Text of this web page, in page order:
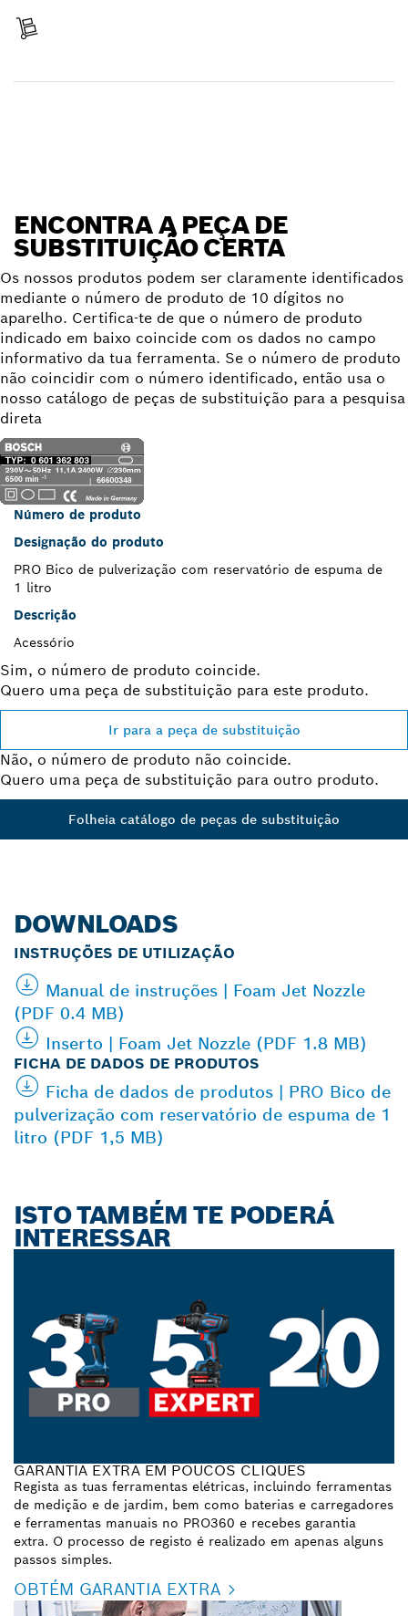
ENCONTRA A PEÇA DE
SUBSTITUIÇÃO CERTA
Os nossos produtos podem ser claramente identificados
mediante o número de produto de 10 dígitos no
aparelho. Certifica-te de que o número de produto
indicado em baixo coincide com os dados no campo
informativo da tua ferramenta. Se o número de produto
não coincidir com o número identificado, então usa o
nosso catálogo de peças de substituição para a pesquisa
direta
Número de produto
Designação do produto
PRO Bico de pulverização com reservatório de espuma de
1 litro
Descrição
Acessório
Sim, o número de produto coincide.
Quero uma peça de substituição para este produto.
Ir para a peça de substituição
Não, o número de produto não coincide.
Quero uma peça de substituição para outro produto.
Folheia catálogo de peças de substituição
DOWNLOADS
INSTRUÇÕES DE UTILIZAÇÃO
Manual de instruções | Foam Jet Nozzle
(PDF 0.4 MB)
Inserto | Foam Jet Nozzle (PDF 1.8 MB)
FICHA DE DADOS DE PRODUTOS
Ficha de dados de produtos | PRO Bico de
pulverização com reservatório de espuma de 1
litro (PDF 1,5 MB)
ISTO TAMBÉM TE PODERÁ
INTERESSAR
GARANTIA EXTRA EM POUCOS CLIQUES
Regista as tuas ferramentas elétricas, incluindo ferramentas
de medição e de jardim, bem como baterias e carregadores
e ferramentas manuais no PRO360 e recebes garantia
extra. O processo de registo é realizado em apenas alguns
passos simples.
OBTÉM GARANTIA EXTRA